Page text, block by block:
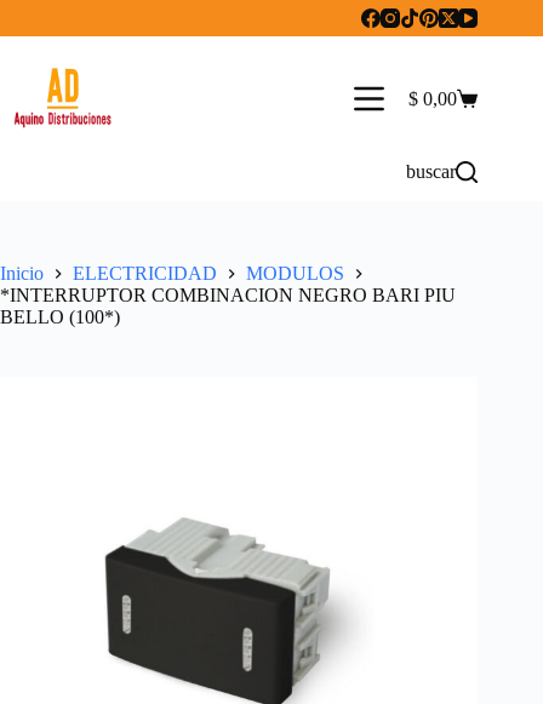
Carro
$ 0,00
buscar
Inicio ELECTRICIDAD
MODULOS
*INTERRUPTOR COMBINACION NEGRO BARI PIU
BELLO (100*)